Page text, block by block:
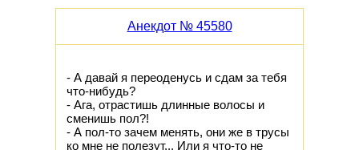
Анекдот № 45580
- А давай я переоденусь и сдам за тебя
что-нибудь?
- Ага, отрастишь длинные волосы и
сменишь пол?!
- А пол-то зачем менять, они же в трусы
ко мне не полезут... Или я что-то не